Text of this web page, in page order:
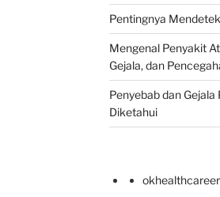
Pentingnya
Mengenal Penyakit
Gejala, dan
Penyebab dan
Diketahui